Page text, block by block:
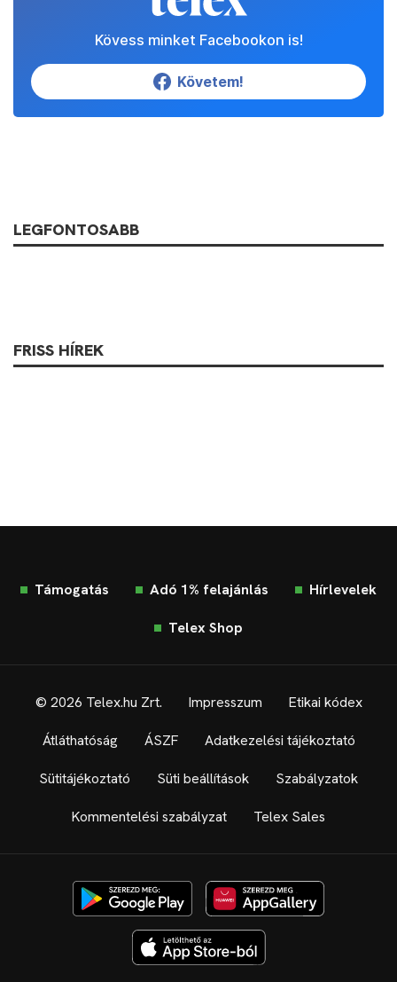
Kövess minket Facebookon is!
Követem!
LEGFONTOSABB
FRISS HÍREK
Támogatás Adó 1% felajánlás Hírlevelek
Telex Shop
© 2026 Telex.hu Zrt. Impresszum Etikai kódex
Átláthatóság ÁSZF Adatkezelési tájékoztató
Sütitájékoztató Süti beállítások Szabályzatok
Kommentelési szabályzat Telex Sales